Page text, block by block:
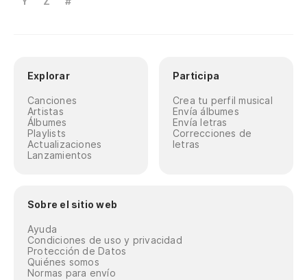
Explorar
Canciones
Artistas
Álbumes
Playlists
Actualizaciones
Lanzamientos
Participa
Crea tu perfil musical
Envía álbumes
Envía letras
Correcciones de
letras
Sobre el sitio web
Ayuda
Condiciones de uso y privacidad
Protección de Datos
Quiénes somos
Normas para envío